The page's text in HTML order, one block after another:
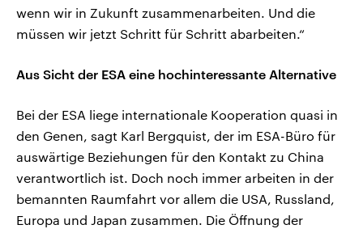
wenn wir in Zukunft zusammenarbeiten. Und die
müssen wir jetzt Schritt für Schritt abarbeiten.“
Aus Sicht der ESA eine hochinteressante Alternative
Bei der ESA liege internationale Kooperation quasi in
den Genen, sagt Karl Bergquist, der im ESA-Büro für
auswärtige Beziehungen für den Kontakt zu China
verantwortlich ist. Doch noch immer arbeiten in der
bemannten Raumfahrt vor allem die USA, Russland,
Europa und Japan zusammen. Die Öffnung der